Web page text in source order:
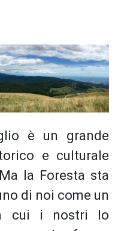
è un grande
e culturale
la Foresta sta
di noi come un
cui i nostri Io